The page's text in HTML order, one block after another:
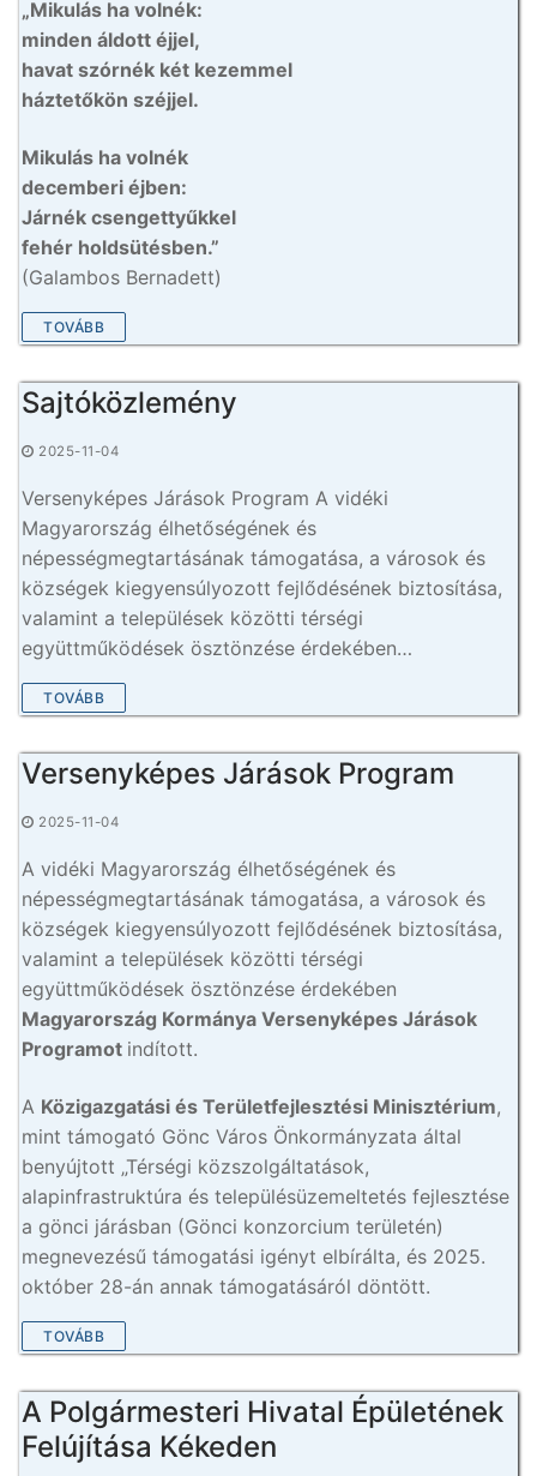
„Mikulás ha volnék:
minden áldott éjjel,
havat szórnék két kezemmel
háztetőkön széjjel.
Mikulás ha volnék
decemberi éjben:
Járnék csengettyűkkel
fehér holdsütésben.”
(Galambos Bernadett)
TOVÁBB
Sajtóközlemény
2025-11-04
Versenyképes Járások Program A vidéki
Magyarország élhetőségének és
népességmegtartásának támogatása, a városok és
községek kiegyensúlyozott fejlődésének biztosítása,
valamint a települések közötti térségi
együttműködések ösztönzése érdekében…
TOVÁBB
Versenyképes Járások Program
2025-11-04
A vidéki Magyarország élhetőségének és
népességmegtartásának támogatása, a városok és
községek kiegyensúlyozott fejlődésének biztosítása,
valamint a települések közötti térségi
együttműködések ösztönzése érdekében
Magyarország Kormánya Versenyképes Járások
Programot indított.
A Közigazgatási és Területfejlesztési Minisztérium,
mint támogató Gönc Város Önkormányzata által
benyújtott „Térségi közszolgáltatások,
alapinfrastruktúra és településüzemeltetés fejlesztése
a gönci járásban (Gönci konzorcium területén)
megnevezésű támogatási igényt elbírálta, és 2025.
október 28-án annak támogatásáról döntött.
TOVÁBB
A Polgármesteri Hivatal Épületének
Felújítása Kékeden